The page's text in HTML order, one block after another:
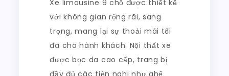
Xe limousine 9 chỗ được thiết kế
với không gian rộng rãi, sang
trọng, mang lại sự thoải mái tối
đa cho hành khách. Nội thất xe
được bọc da cao cấp, trang bị
đầy đủ các tiện nghi như ghế